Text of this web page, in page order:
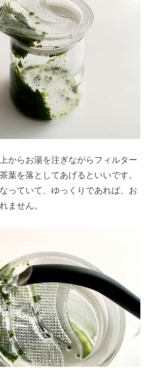
からお湯を注ぎながらフィルター
葉を落としてあげるといいです。
っていて、ゆっくりであれば、お
ません。